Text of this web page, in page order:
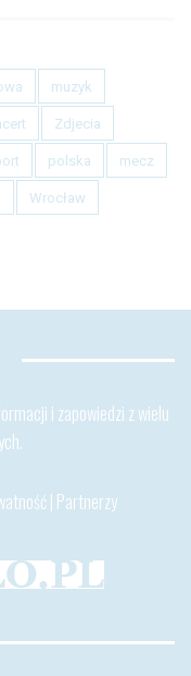
muzyk
Zdjecia
polska mecz
Wrocław
i zapowiedzi z wielu
| Partnerzy